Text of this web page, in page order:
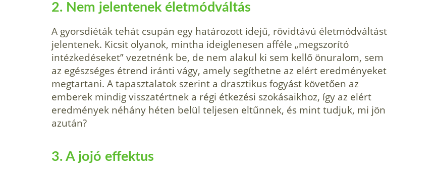
2. Nem jelentenek életmódváltás
A gyorsdiéták tehát csupán egy határozott idejű, rövidtávú életmódváltást
jelentenek. Kicsit olyanok, mintha ideiglenesen afféle „megszorító
intézkedéseket” vezetnénk be, de nem alakul ki sem kellő önuralom, sem
az egészséges étrend iránti vágy, amely segíthetne az elért eredményeket
megtartani. A tapasztalatok szerint a drasztikus fogyást követően az
emberek mindig visszatértnek a régi étkezési szokásaikhoz, így az elért
eredmények néhány héten belül teljesen eltűnnek, és mint tudjuk, mi jön
azután?
3. A jojó effektus